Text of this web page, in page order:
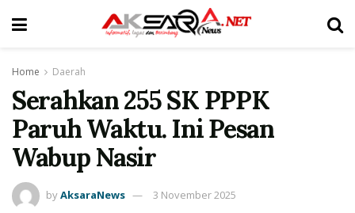
Home Daerah
Serahkan 255 SK PPPK
Paruh Waktu. Ini Pesan
Wabup Nasir
byAksaraNews 3 November 2025